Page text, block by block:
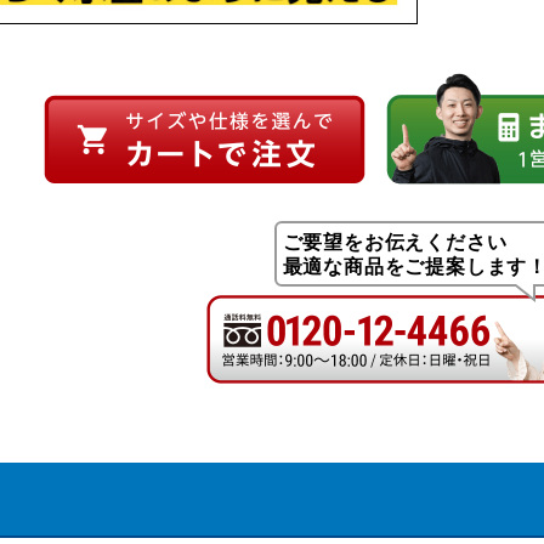
ご要望をお伝えください
最適な商品をご提案します